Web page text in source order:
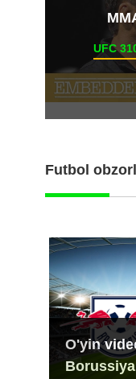
UFC
Futbol
O'yin
Borussiya